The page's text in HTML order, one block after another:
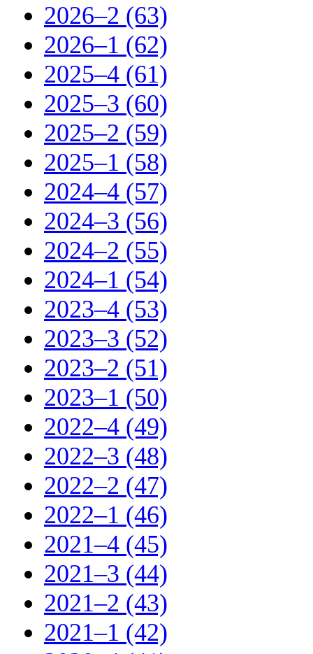
2026–2 (63)
2026–1 (62)
2025–4 (61)
2025–3 (60)
2025–2 (59)
2025–1 (58)
2024–4 (57)
2024–3 (56)
2024–2 (55)
2024–1 (54)
2023–4 (53)
2023–3 (52)
2023–2 (51)
2023–1 (50)
2022–4 (49)
2022–3 (48)
2022–2 (47)
2022–1 (46)
2021–4 (45)
2021–3 (44)
2021–2 (43)
2021–1 (42)